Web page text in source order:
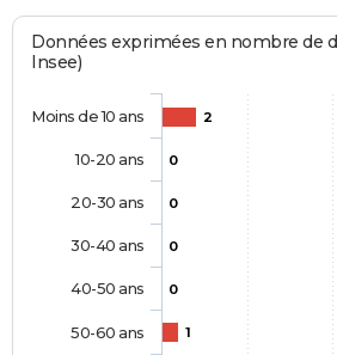
Données exprimées en nombre de
Insee)
2
0
0
0
0
1
Moins de 10 ans
10-20 ans
20-30 ans
30-40 ans
40-50 ans
50-60 ans